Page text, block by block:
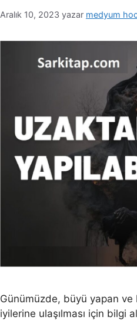
Aralık 10, 2023 yazar medyum
Günümüzde, büyü yapan ve
iyilerine ulaşılması için bilgi